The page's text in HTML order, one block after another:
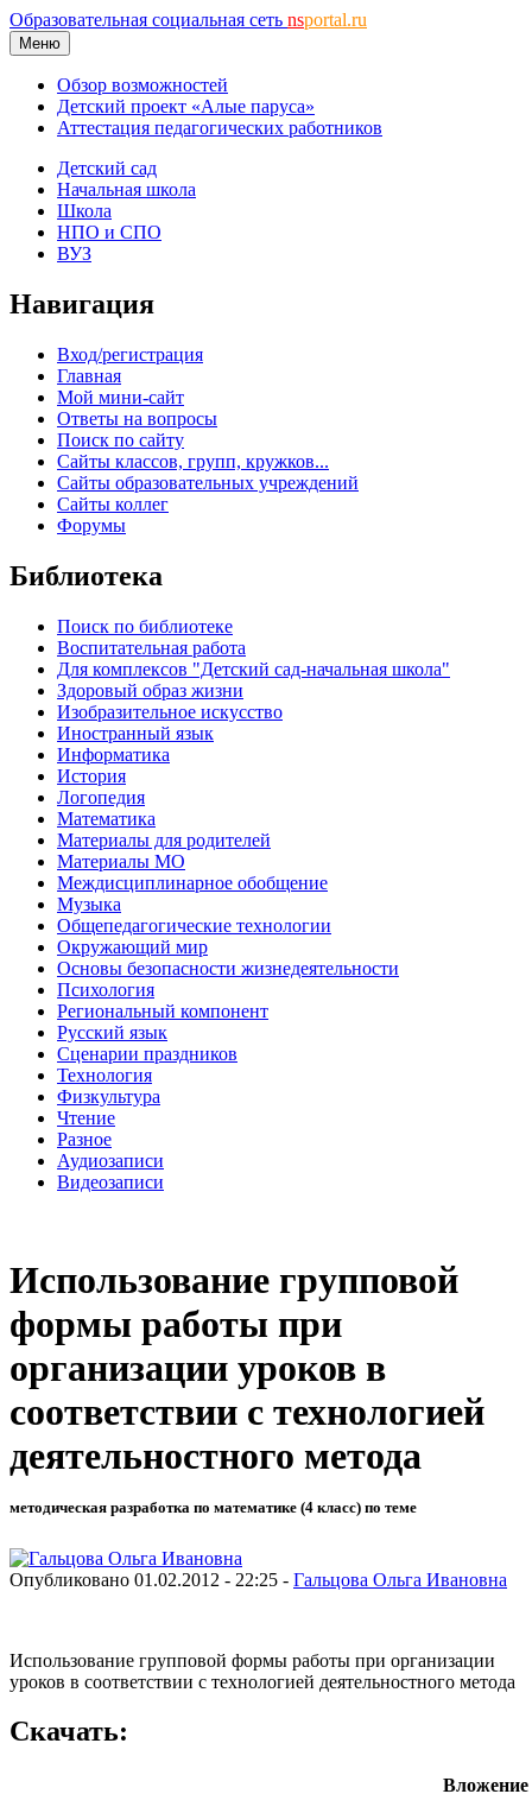
Образовательная социальная сеть nsportal.ru
Меню
Обзор возможностей
Детский проект «Алые паруса»
Аттестация педагогических работников
Детский сад
Начальная школа
Школа
НПО и СПО
ВУЗ
Навигация
Вход/регистрация
Главная
Мой мини-сайт
Ответы на вопросы
Поиск по сайту
Сайты классов, групп, кружков...
Сайты образовательных учреждений
Сайты коллег
Форумы
Библиотека
Поиск по библиотеке
Воспитательная работа
Для комплексов "Детский сад-начальная школа"
Здоровый образ жизни
Изобразительное искусство
Иностранный язык
Информатика
История
Логопедия
Математика
Материалы для родителей
Материалы МО
Междисциплинарное обобщение
Музыка
Общепедагогические технологии
Окружающий мир
Основы безопасности жизнедеятельности
Психология
Региональный компонент
Русский язык
Сценарии праздников
Технология
Физкультура
Чтение
Разное
Аудиозаписи
Видеозаписи
Использование групповой
формы работы при
организации уроков в
соответствии с технологией
деятельностного метода
методическая разработка по математике (4 класс) по теме
Опубликовано 01.02.2012 - 22:25 - Гальцова Ольга Ивановна
Использование групповой формы работы при организации
уроков в соответствии с технологией деятельностного метода
Скачать:
Вложение